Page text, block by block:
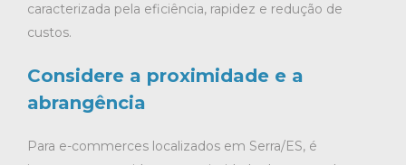
caracterizada pela eficiência, rapidez e redução de
custos.
Considere a proximidade e a
abrangência
Para e-commerces localizados em Serra/ES, é